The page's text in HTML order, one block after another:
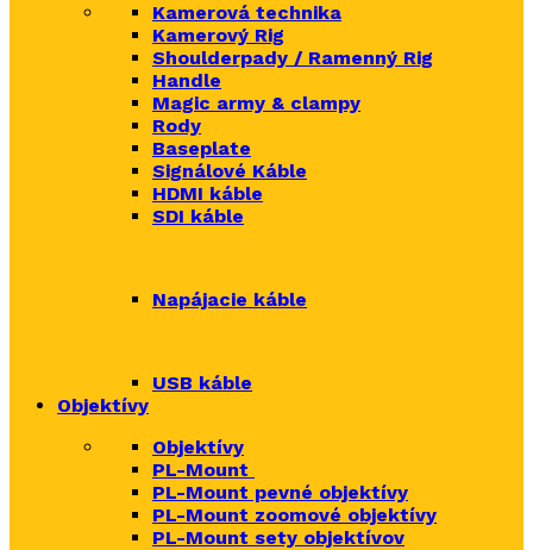
Kamerová technika
Kamerový Rig
Shoulderpady / Ramenný Rig
Handle
Magic army & clampy
Rody
Baseplate
Signálové Káble
HDMI káble
SDI káble
Napájacie káble
USB káble
Objektívy
Objektívy
PL-Mount
PL-Mount pevné objektívy
PL-Mount zoomové objektívy
PL-Mount sety objektívov